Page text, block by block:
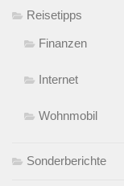
Reisetipps
Finanzen
Internet
Wohnmobil
Sonderberichte